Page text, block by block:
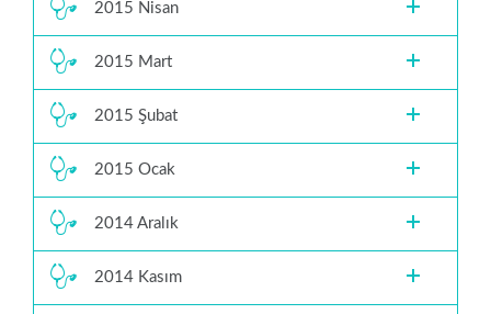
2015 Nisan
2015 Mart
2015 Şubat
2015 Ocak
2014 Aralık
2014 Kasım